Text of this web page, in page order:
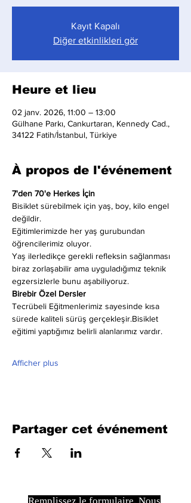
Kayıt Kapalı
Diğer etkinlikleri gör
Heure et lieu
02 janv. 2026, 11:00 – 13:00
Gülhane Parkı, Cankurtaran, Kennedy Cad.,
34122 Fatih/İstanbul, Türkiye
À propos de l'événement
7'den 70'e Herkes İçin
Bisiklet sürebilmek için yaş, boy, kilo engel
değildir.
Eğitimlerimizde her yaş gurubundan
öğrencilerimiz oluyor.
Yaş ilerledikçe gerekli refleksin sağlanması
biraz zorlaşabilir ama uyguladığımız teknik
egzersizlerle bunu aşabiliyoruz.
Birebir Özel Dersler
Tecrübeli Eğitmenlerimiz sayesinde kısa
sürede kaliteli sürüş gerçekleşir.Bisiklet
eğitimi yaptığımız belirli alanlarımız vardır.
Afficher plus
Partager cet événement